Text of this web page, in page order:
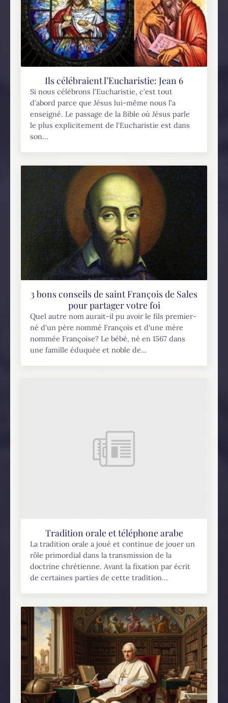
Ils célébraient l’Eucharistie: Jean 6
Si nous célébrons l’Eucharistie, c’est tout
d’abord parce que Jésus lui-même nous l’a
enseigné. Le passage de la Bible où Jésus parle
le plus explicitement de l’Eucharistie est dans
son...
3 bons conseils de saint François de Sales
pour partager votre foi
Quel autre nom aurait-il pu avoir le fils premier-
né d'un père nommé François et d'une mère
nommée Françoise? Le bébé, né en 1567 dans
une famille éduquée et noble de...
Tradition orale et téléphone arabe
La tradition orale a joué et continue de jouer un
rôle primordial dans la transmission de la
doctrine chrétienne. Avant la fixation par écrit
de certaines parties de cette tradition...